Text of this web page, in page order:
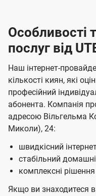
Особливості
послуг від
Наш інтернет-
кількості киян, які
професійний
абонента. Компанія
адресою Вільгельма
Миколи), 24:
швидкісний
стабільний
комплексні
Якщо ви знаходитеся